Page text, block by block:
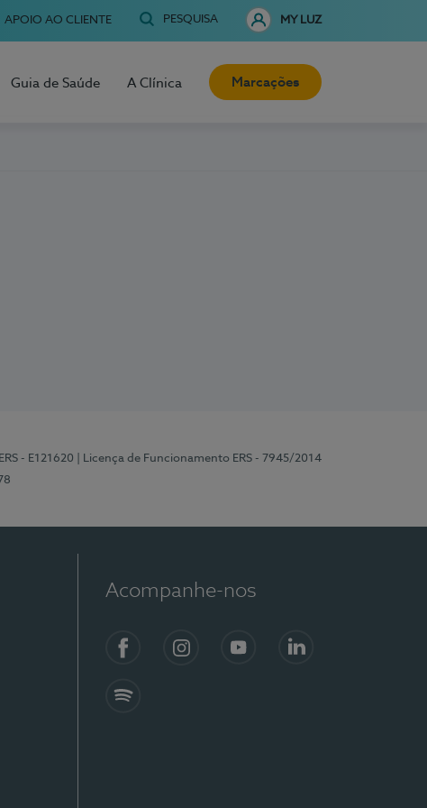
APOIO AO CLIENTE PESQUISA MY LUZ
Guia de Saúde A Clínica Marcações
- E121620
| Licença de Funcionamento ERS - 7945/2014
Acompanhe-nos